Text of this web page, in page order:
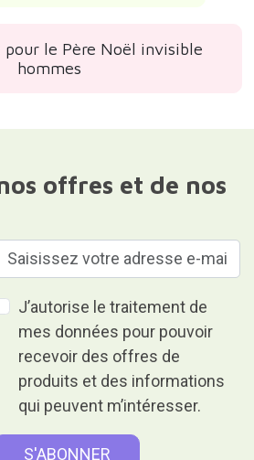
pour le Père Noël invisible
hommes
offres et de nos
J’autorise le traitement de
mes données pour pouvoir
recevoir des offres de
produits et des informations
qui peuvent m’intéresser.